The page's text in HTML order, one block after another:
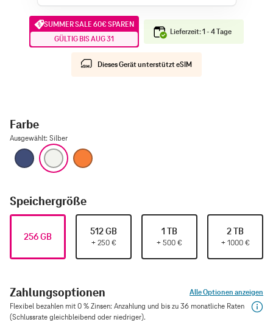
SUMMER SALE 60€ SPAREN
GÜLTIG BIS AUG 31
Lieferzeit: 1 - 4 Tage
Dieses Gerät unterstützt eSIM
Farbe
Ausgewählt: Silber
Tiefblau Silber
Speichergröße
256 GB 512 GB
+ 250 €
1 TB
+ 500 €
2 TB
+ 1000 €
Zahlungsoptionen
Alle Optionen anzeigen
Flexibel bezahlen mit 0 % Zinsen: Anzahlung und bis zu 36 monatliche Raten
(Schlussrate gleichbleibend oder niedriger).